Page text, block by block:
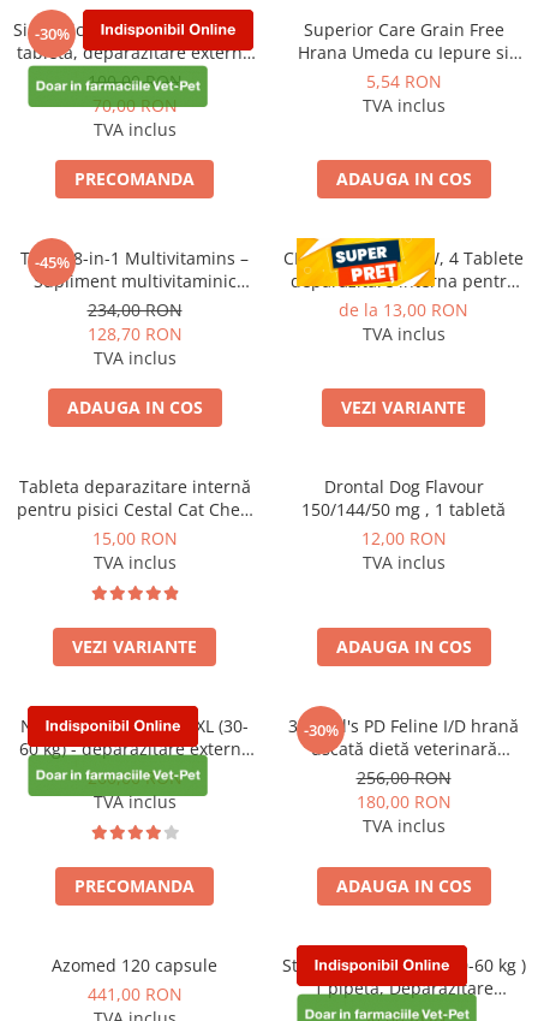
Perie
Recipient hrana
-30%
Simparica 120mg (40-60kg) x 1
tableta, deparazitare externa
pentru caini
100,00 RON
70,00 RON
TVA inclus
PRECOMANDA
Superior Care Grain Free
Hrana Umeda cu Iepure si
Krill in Sos 85 Gr
5,54 RON
TVA inclus
ADAUGA IN COS
-45%
Tipaw 8-in-1 Multivitamins –
Supliment multivitaminic
complet pentru câini, 60 de
comprimate masticabile moi,
Complex 8-în-1 cu vitamine,
minerale și nutrienți esențiali
pentru energie, imunitate și s
234,00 RON
128,70 RON
TVA inclus
ADAUGA IN COS
CESTAL PLUS CHEW, 4 Tablete
deparazitare interna pentru
caini
de la 13,00 RON
TVA inclus
VEZI VARIANTE
Tableta deparazitare internă
pentru pisici Cestal Cat Chew
2 comprimate
15,00 RON
TVA inclus
VEZI VARIANTE
Drontal Dog Flavour
150/144/50 mg , 1 tabletă
12,00 RON
TVA inclus
ADAUGA IN COS
Nexgard Spectra Dog XL (30-
60 kg) - deparazitare externă
pentru câini, cutie cu 3
tablete
260,00 RON
TVA inclus
PRECOMANDA
-30%
3kg Hill's PD Feline I/D hrană
uscată dietă veterinară
pentru pisici cu probleme
digestive
256,00 RON
180,00 RON
TVA inclus
ADAUGA IN COS
Azomed 120 capsule
441,00 RON
Stronghold 360 mg ( 40-60 kg )
1 pipetă, Deparazitare
externa si interna pentru